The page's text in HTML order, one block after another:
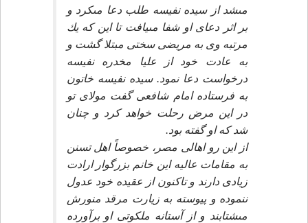
مى‏شد از سيده نفيسه طلب دعا مى‏كرد و
بر اثر دعاى او شفا مى‏يافت تا اين كه يك
مرتبه وى به مريضى سختى مبتلا گشت و
به عادت خود از عليا مخدره نفيسه
درخواست دعا نمود. سيده نفيسه خاتون
به فرستاده امام شافعى گفت مولاى تو
در اين مرض رحلت خواهد كرد و چنان
شد كه او گفته بود.
از اين رو اهالى مصر، خصوصاً اهل تسنن
به مقامات عاليه اين خانم بزرگوار ارادت
زيادى دارند و تاكنون از عقيده خود عدول
ننموده و پيوسته به زيارت مرقد منورش
مى‏شتابند و از آستانه ملكوتى او برآورده